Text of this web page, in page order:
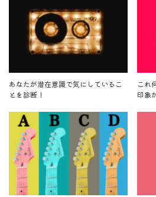
あなたが潜在意識で気にしているこ
とを診断！
これ
印象